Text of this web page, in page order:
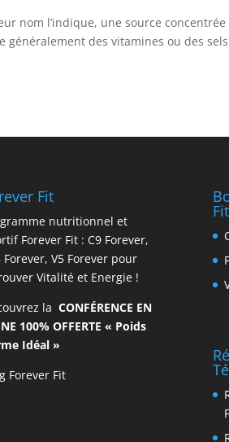
nom l’indique, une source
des vitamines ou des
Fit
nutritionnel et
Forever Fit : C9 Forever,
Forever, V5 Forever pour
Vitalité et Energie !
la CONFÉRENCE EN
100% OFFERTE « Poids
Idéal »
Forever Fit
Fit